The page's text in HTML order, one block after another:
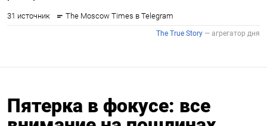
Пятерка в фокусе: все